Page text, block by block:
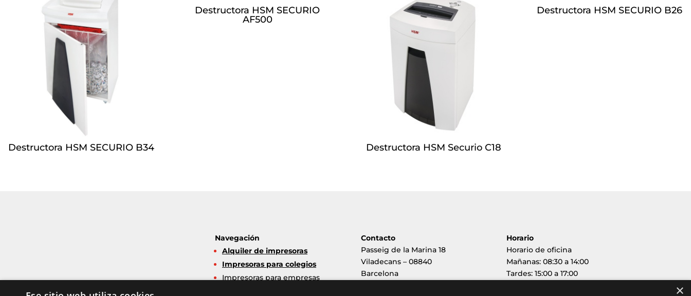
Destructora HSM SECURIO B34
Destructora HSM SECURIO
AF500
Destructora HSM Securio C18
Destructora HSM SECURIO B26
Navegación
Alquiler de impresoras
Impresoras para colegios
Impresoras para empresas
Contacto
Passeig de la Marina 18
Viladecans – 08840
Barcelona
Horario
Horario de oficina
Mañanas: 08:30 a 14:00
Tardes: 15:00 a 17:00
×